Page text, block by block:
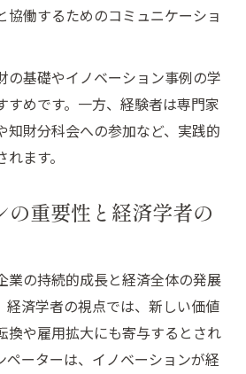
協働するためのコミュニケーショ
の基礎やイノベーション事例の学
すめです。一方、経験者は専門家
知財分科会への参加など、実践的
ます。
の重要性と経済学者の
業の持続的成長と経済全体の発展
経済学者の視点では、新しい価値
換や雇用拡大にも寄与するとされ
ペーターは、イノベーションが経